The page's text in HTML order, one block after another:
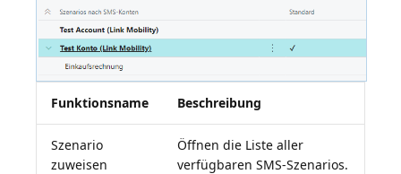
Funktionsname Beschreibung
Szenario
zuweisen
Öffnen die Liste aller
verfügbaren SMS-Szenarios.